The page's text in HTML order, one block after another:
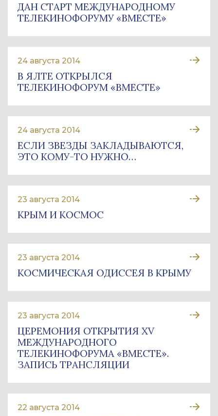
ДАН СТАРТ МЕЖДУНАРОДНОМУ
ТЕЛЕКИНОФОРУМУ «ВМЕСТЕ»
24 августа 2014
В ЯЛТЕ ОТКРЫЛСЯ
ТЕЛЕКИНОФОРУМ «ВМЕСТЕ»
24 августа 2014
ЕСЛИ ЗВЕЗДЫ ЗАКЛАДЫВАЮТСЯ,
ЭТО КОМУ-ТО НУЖНО…
23 августа 2014
КРЫМ И КОСМОС
23 августа 2014
КОСМИЧЕСКАЯ ОДИССЕЯ В КРЫМУ
23 августа 2014
ЦЕРЕМОНИЯ ОТКРЫТИЯ XV
МЕЖДУНАРОДНОГО
ТЕЛЕКИНОФОРУМА «ВМЕСТЕ».
ЗАПИСЬ ТРАНСЛЯЦИИ
22 августа 2014